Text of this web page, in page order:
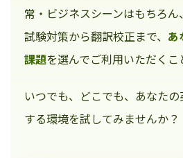
常・ビジネスシーンはもちろ
試験対策から翻訳校正まで、 あ
課題を選んでご利用いただくこ
いつでも、どこでも、あなた
する環境を試してみませんか？